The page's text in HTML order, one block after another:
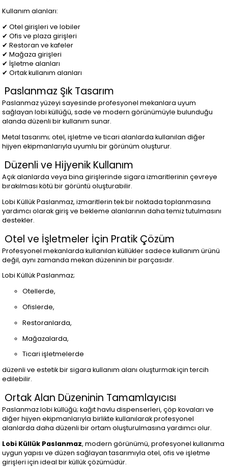
Kullanım alanları:
✔ Otel girişleri ve lobiler
✔ Ofis ve plaza girişleri
✔ Restoran ve kafeler
✔ Mağaza girişleri
✔ İşletme alanları
✔ Ortak kullanım alanları
Paslanmaz Şık Tasarım
Paslanmaz yüzeyi sayesinde profesyonel mekanlara uyum
sağlayan lobi küllüğü, sade ve modern görünümüyle bulunduğu
alanda düzenli bir kullanım sunar.
Metal tasarımı; otel, işletme ve ticari alanlarda kullanılan diğer
hijyen ekipmanlarıyla uyumlu bir görünüm oluşturur.
Düzenli ve Hijyenik Kullanım
Açık alanlarda veya bina girişlerinde sigara izmaritlerinin çevreye
bırakılması kötü bir görüntü oluşturabilir.
Lobi Küllük Paslanmaz, izmaritlerin tek bir noktada toplanmasına
yardımcı olarak giriş ve bekleme alanlarının daha temiz tutulmasını
destekler.
Otel ve İşletmeler İçin Pratik Çözüm
Profesyonel mekanlarda kullanılan küllükler sadece kullanım ürünü
değil, aynı zamanda mekan düzeninin bir parçasıdır.
Lobi Küllük Paslanmaz;
Otellerde,
Ofislerde,
Restoranlarda,
Mağazalarda,
Ticari işletmelerde
düzenli ve estetik bir sigara kullanım alanı oluşturmak için tercih
edilebilir.
Ortak Alan Düzeninin Tamamlayıcısı
Paslanmaz lobi küllüğü; kağıt havlu dispenserleri, çöp kovaları ve
diğer hijyen ekipmanlarıyla birlikte kullanılarak profesyonel
alanlarda daha düzenli bir ortam oluşturulmasına yardımcı olur.
Lobi Küllük Paslanmaz, modern görünümü, profesyonel kullanıma
uygun yapısı ve düzen sağlayan tasarımıyla otel, ofis ve işletme
girişleri için ideal bir küllük çözümüdür.